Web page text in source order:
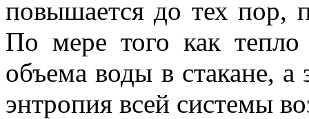
повышается до тех пор,
По мере того как тепло
объема воды в стакане,
энтропия всей системы